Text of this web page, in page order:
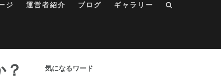
ジ 運営者紹介 ブログ ギャラリー
気になるワード